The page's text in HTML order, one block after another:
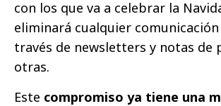
con los que va a celebrar la
eliminará cualquier
través de newsletters y notas de
otras.
Este compromiso ya tiene una